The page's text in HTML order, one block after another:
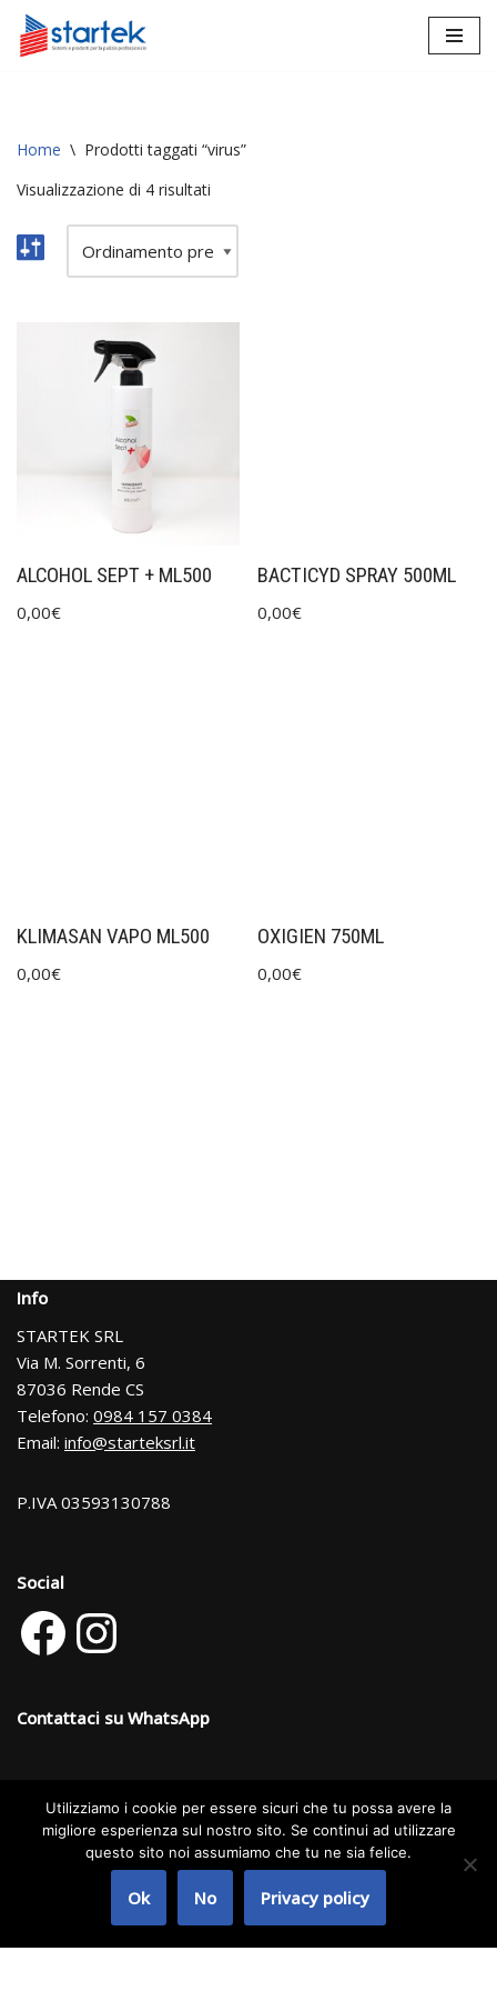
Vai
Home \ Prodotti taggati “virus”
Visualizzazione di 4 risultati
ALCOHOL SEPT + ML500
0,00€
BACTICYD SPRAY 500ML
0,00€
KLIMASAN VAPO ML500
0,00€
OXIGIEN 750ML
0,00€
Info
STARTEK SRL
Via M. Sorrenti, 6
87036 Rende CS
Telefono: 0984 157 0384
Email: info@starteksrl.it
P.IVA 03593130788
Social
Contattaci su WhatsApp
Categorie dei prodotti
Seleziona una categoria
| Powered by WordPress
Utilizziamo i cookie per essere sicuri che tu possa avere la
migliore esperienza sul nostro sito. Se continui ad utilizzare
questo sito noi assumiamo che tu ne sia felice.
Ok No Privacy policy